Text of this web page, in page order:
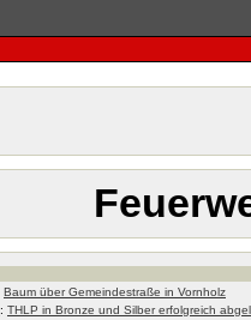
Baum über Gemeindestraße in Vornholz
: THLP in Bronze und Silber erfolgreich